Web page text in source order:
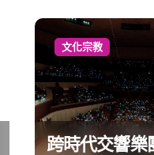
文化宗教
跨時代交響樂